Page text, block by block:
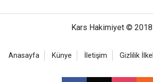
Kars Hakimiyet © 2018
Anasayfa Künye İletişim Gizlilik